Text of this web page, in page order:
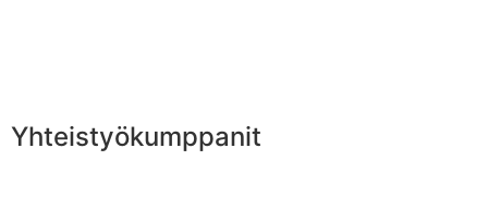
Yhteistyökumppanit